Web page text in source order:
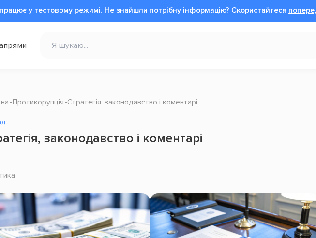
у тестовому режимі. Не знайшли потрібну інформацію? Cкористайтеся
Протикорупція Стратегія, законодавство і коментарі
законодавство і коментарі